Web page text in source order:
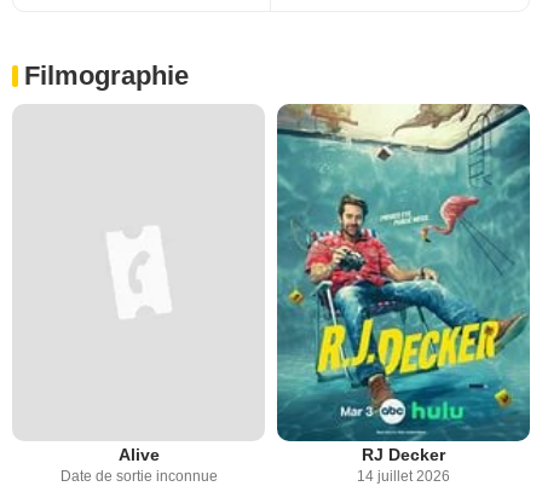
Filmographie
Alive
Date de sortie inconnue
RJ Decker
14 juillet 2026